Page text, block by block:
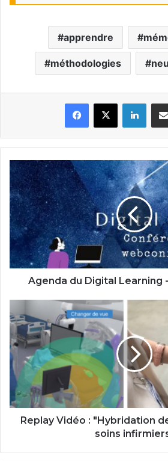
apprendre
méthodologies
Facebook
X
Agenda
Digital
Learning
-
Octobre
2020
Agenda du Digital Learning
Vidéo
"Hybridation
de
la
formation
en
soins
infirmiers"
Replay Vidéo : "Hybridation
soins